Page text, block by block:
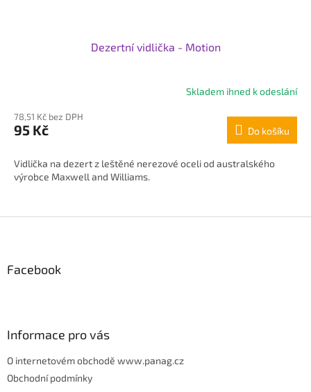
Dezertní vidlička - Motion
Skladem ihned k odeslání
78,51 Kč bez DPH
95 Kč Do košíku
Vidlička na dezert z leštěné nerezové oceli od australského
výrobce Maxwell and Williams.
p
aFacebook
Informace pro vás
O internetovém obchodě www.panag.cz
Obchodní podmínky